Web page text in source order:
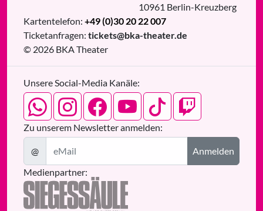
10961 Berlin-Kreuzberg
Kartentelefon: +49 (0)30 20 22 007
Ticketanfragen: tickets@bka-theater.de
© 2026 BKA Theater
Unsere Social-Media Kanäle:
Zu unserem Newsletter anmelden:
@
Anmelden
Medienpartner: